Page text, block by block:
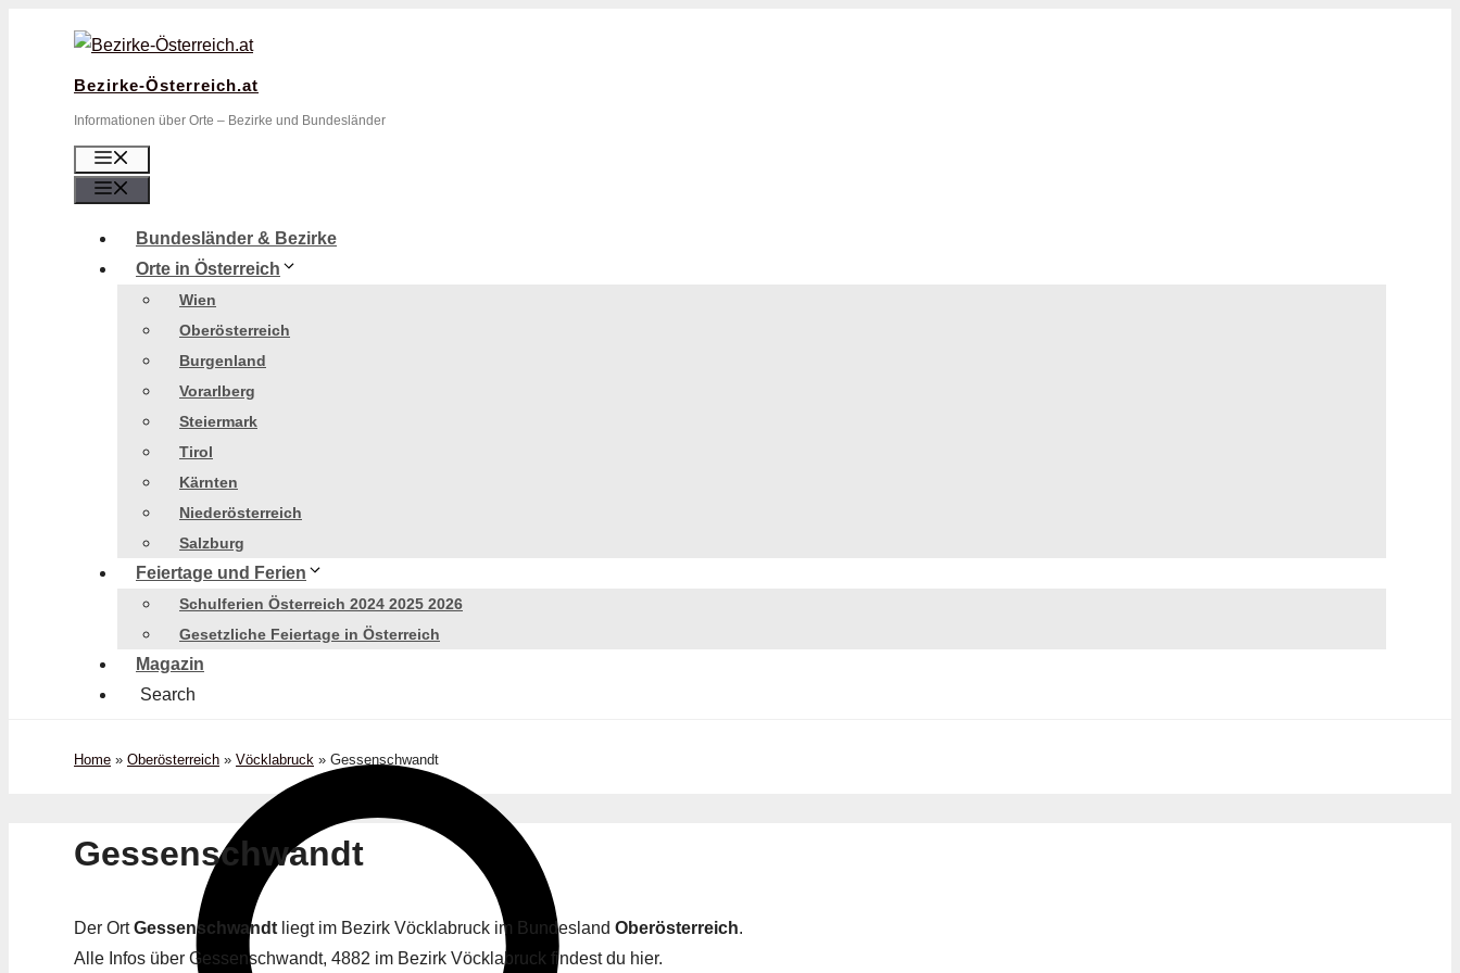
Bezirke-Österreich.at
Informationen über Orte – Bezirke und Bundesländer
Bundesländer & Bezirke
Orte in Österreich
Wien
Oberösterreich
Burgenland
Vorarlberg
Steiermark
Tirol
Kärnten
Niederösterreich
Salzburg
Feiertage und Ferien
Schulferien Österreich 2024 2025 2026
Gesetzliche Feiertage in Österreich
Magazin
Search
Home » Oberösterreich » Vöcklabruck » Gessenschwandt
Gessenschwandt
Der OrtGessenschwandt liegt im Bezirk Vöcklabruck im Bundesland Oberösterreich.
Alle Infos über Gessenschwandt, 4882 im Bezirk Vöcklabruck findest du hier.